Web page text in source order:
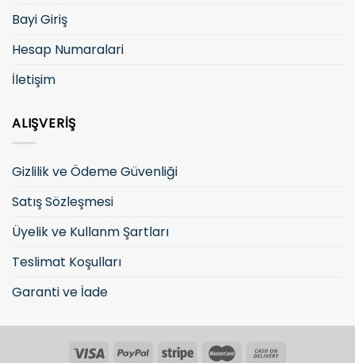
Bayi Giriş
Hesap Numaralari
İletişim
ALIŞVERIŞ
Gizlilik ve Ödeme Güvenliği
Satış Sözleşmesi
Üyelik ve Kullanm Şartları
Teslimat Koşulları
Garanti ve İade